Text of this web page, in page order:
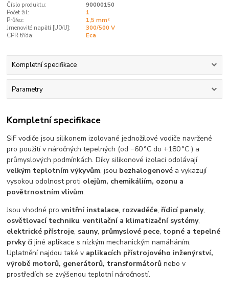
Číslo produktu:
90000150
Počet žil:
1
Průřez:
1,5 mm²
Jmenovité napětí [U0/U]:
300/500 V
CPR třída:
Eca
Kompletní specifikace
Parametry
Kompletní specifikace
SiF vodiče jsou silikonem izolované jednožilové vodiče navržené
pro použití v náročných tepelných (od −60 °C do +180 °C ) a
průmyslových podmínkách. Díky silikonové izolaci odolávají
velkým teplotním výkyvům, jsou bezhalogenové a vykazují
vysokou odolnost proti olejům, chemikáliím, ozonu a
povětrnostním vlivům.
Jsou vhodné provnitřní instalace, rozvaděče, řídicí panely,
osvětlovací techniku,ventilační a klimatizační systémy,
elektrické přístroje, sauny, průmyslové pece, topné a tepelné
prvkyči jiné aplikace s nízkým mechanickým namáháním.
Uplatnění najdou také v aplikacích přístrojového inženýrství,
výrobě motorů, generátorů, transformátorů nebo v
prostředích se zvýšenou teplotní náročností.